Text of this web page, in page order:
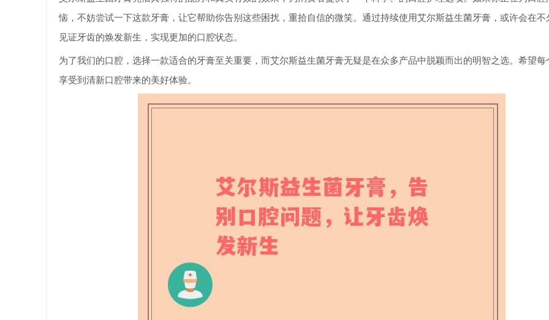
恼，不妨尝试一下这款牙膏，让它帮助你告别这些困扰，重拾自信的微笑。通过持续使用艾尔斯益生菌牙膏，或许会在不
见证牙齿的焕发新生，实现更加的口腔状态。
为了我们的口腔，选择一款适合的牙膏至关重要，而艾尔斯益生菌牙膏无疑是在众多产品中脱颖而出的明智之选。希望每
享受到清新口腔带来的美好体验。